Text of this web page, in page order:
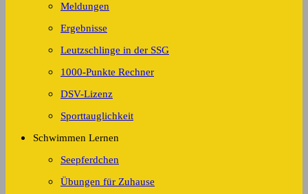
Meldungen
Ergebnisse
Leutzschlinge in der SSG
1000-Punkte Rechner
DSV-Lizenz
Sporttauglichkeit
Schwimmen Lernen
Seepferdchen
Übungen für Zuhause